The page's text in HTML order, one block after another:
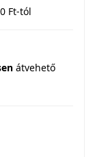
Ft-tól
átvehető